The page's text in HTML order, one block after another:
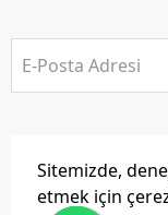
Sitemizde,
etmek için
E-Posta Adresi